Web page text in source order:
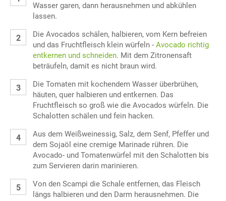
Wasser garen, dann herausnehmen und abkühlen
lassen.
Die Avocados schälen, halbieren, vom Kern befreien
und das Fruchtfleisch klein würfeln - Avocado richtig
entkernen und schneiden. Mit dem Zitronensaft
beträufeln, damit es nicht braun wird.
Die Tomaten mit kochendem Wasser überbrühen,
häuten, quer halbieren und entkernen. Das
Fruchtfleisch so groß wie die Avocados würfeln. Die
Schalotten schälen und fein hacken.
Aus dem Weißweinessig, Salz, dem Senf, Pfeffer und
dem Sojaöl eine cremige Marinade rühren. Die
Avocado- und Tomatenwürfel mit den Schalotten bis
zum Servieren darin marinieren.
Von den Scampi die Schale entfernen, das Fleisch
längs halbieren und den Darm herausnehmen. Die